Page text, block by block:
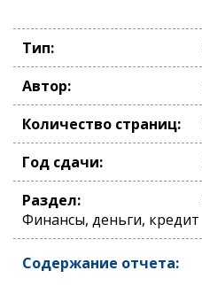
Тип:
Автор:
Количество страниц:
Год сдачи:
Раздел:
Финансы, деньги, кредит
Содержание отчета: